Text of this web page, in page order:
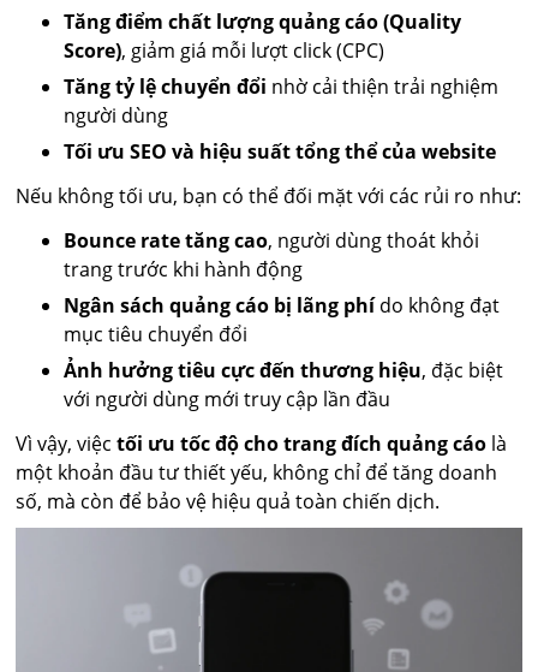
Tăng điểm chất lượng quảng cáo (Quality
Score), giảm giá mỗi lượt click (CPC)
Tăng tỷ lệ chuyển đổi nhờ cải thiện trải nghiệm
người dùng
Tối ưu SEO và hiệu suất tổng thể của website
Nếu không tối ưu, bạn có thể đối mặt với các rủi ro như:
Bounce rate tăng cao, người dùng thoát khỏi
trang trước khi hành động
Ngân sách quảng cáo bị lãng phído không đạt
mục tiêu chuyển đổi
Ảnh hưởng tiêu cực đến thương hiệu, đặc biệt
với người dùng mới truy cập lần đầu
Vì vậy, việctối ưu tốc độ cho trang đích quảng cáo là
một khoản đầu tư thiết yếu, không chỉ để tăng doanh
số, mà còn để bảo vệ hiệu quả toàn chiến dịch.